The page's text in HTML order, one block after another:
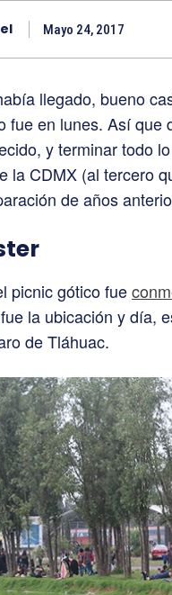
Mayo 24, 2017
llegado, bueno
fue en lunes. Así que
y terminar todo
la CDMX (al tercero
de años
picnic gótico fue
la ubicación y día,
de Tláhuac.